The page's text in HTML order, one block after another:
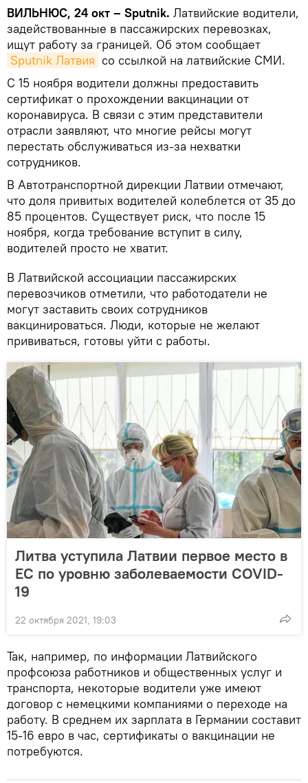
ВИЛЬНЮС, 24 окт – Sputnik. Латвийские водители,
задействованные в пассажирских перевозках,
ищут работу за границей. Об этом сообщает
Sputnik Латвия со ссылкой на латвийские СМИ.
С 15 ноября водители должны предоставить
сертификат о прохождении вакцинации от
коронавируса. В связи с этим представители
отрасли заявляют, что многие рейсы могут
перестать обслуживаться из-за нехватки
сотрудников.
В Автотранспортной дирекции Латвии отмечают,
что доля привитых водителей колеблется от 35 до
85 процентов. Существует риск, что после 15
ноября, когда требование вступит в силу,
водителей просто не хватит.
В Латвийской ассоциации пассажирских
перевозчиков отметили, что работодатели не
могут заставить своих сотрудников
вакцинироваться. Люди, которые не желают
прививаться, готовы уйти с работы.
Литва уступила Латвии первое место в
ЕС по уровню заболеваемости COVID-
19
22 октября 2021, 19:03
Так, например, по информации Латвийского
профсоюза работников и общественных услуг и
транспорта, некоторые водители уже имеют
договор с немецкими компаниями о переходе на
работу. В среднем их зарплата в Германии составит
15-16 евро в час, сертификаты о вакцинации не
потребуются.